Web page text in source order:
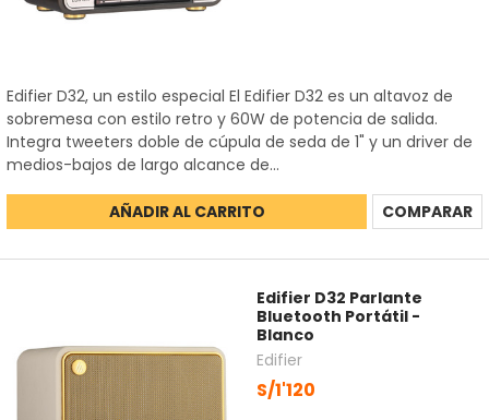
Edifier D32, un estilo especial El Edifier D32 es un altavoz de
sobremesa con estilo retro y 60W de potencia de salida.
Integra tweeters doble de cúpula de seda de 1" y un driver de
medios-bajos de largo alcance de...
AÑADIR AL CARRITO COMPARAR
Edifier D32 Parlante
Bluetooth Portátil -
Blanco
Edifier
S/1'120